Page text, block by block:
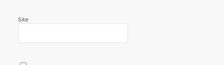
Site